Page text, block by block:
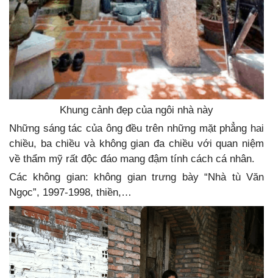
Khung cảnh đẹp của ngôi nhà này
Những sáng tác của ông đều trên những mặt phẳng hai
chiều, ba chiều và không gian đa chiều với quan niệm
về thẩm mỹ rất độc đáo mang đậm tính cách cá nhân.
Các không gian: không gian trưng bày “Nhà tù Văn
Ngọc”, 1997-1998, thiền,…